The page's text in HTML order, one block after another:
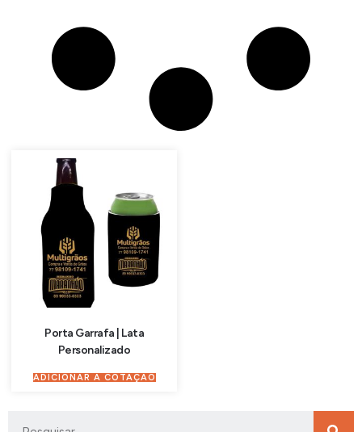
Porta Garrafa | Lata
Personalizado
ADICIONAR À COTAÇÃO